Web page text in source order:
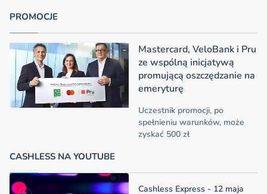
PROMOCJE
Mastercard, VeloBank i Pru
ze wspólną inicjatywą
promującą oszczędzanie na
emeryturę
Uczestnik promocji, po
spełnieniu warunków, może
zyskać 500 zł
CASHLESS NA YOUTUBE
Cashless Express - 12 maja